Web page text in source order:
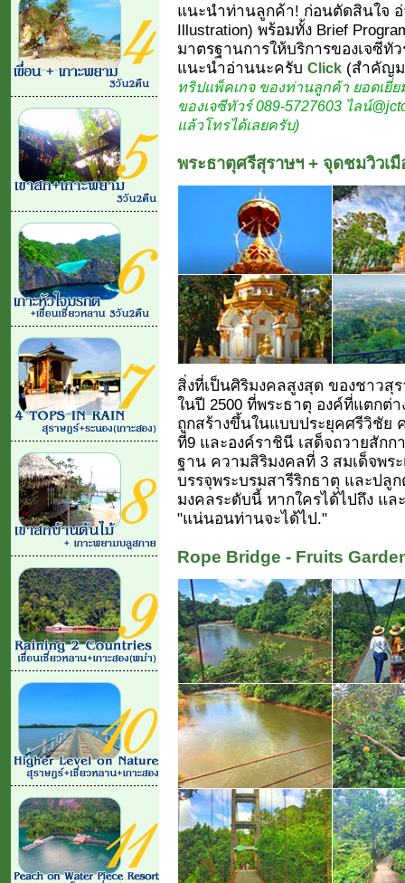
แนะนำท่านลูกค้า! ก่อนตัดสินใจ อ่
Illustration) พร้อมทั้ง Brief
มาตรฐานการให้บริการของเจซีทั
แนะนำอ่านนะครับ Click (สำคัญม
ทริปแพ็คเกจ ของท่านลูกค้า ยอดเยี่
ของเจซีทัวร์ 089-5727603 ไลน์
แล้วโทรได้เลยครับ)
พระธาตุศรีสุราษฯ + จุดชมวิวเ
สิ่งที่เป็นศิริมงคลสูงสุด ของชาวสุ
ในปี 2500 ที่พระธาตุ องค์ที่แตกต่
ถูกสร้างขึ้นในแบบประยุคศรีวิชัย
ที่9 และองค์ราชินี เสด็จถวายสัก
ฐาน ความสิริมงคลที่ 3 สมเด็จพร
บรรจุพระบรมสารีริกธาตุ และปลู
มงคลระดับนี้ หากใครได้ไปถึง แล
"แน่นอนท่านจะได้ไป."
Rope Bridge - Fruits